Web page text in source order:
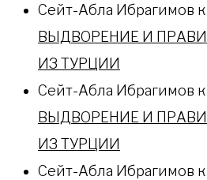
Сейт-Абла Ибрагимов
ВЫДВОРЕНИЕ И
ИЗ ТУРЦИИ
Сейт-Абла Ибрагимов
ВЫДВОРЕНИЕ И
ИЗ ТУРЦИИ
Сейт-Абла Ибрагимов